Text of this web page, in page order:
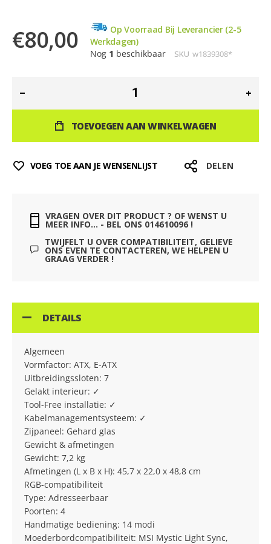
€80,00
Op Voorraad Bij Leverancier (2-5
Werkdagen)
Nog 1 beschikbaar SKU w1839308*
TOEVOEGEN AAN WINKELWAGEN
VOEG TOE AAN JE WENSENLIJST DELEN
VRAGEN OVER DIT PRODUCT ? OF WENST U
MEER INFO... - BEL ONS 014610096 !
TWIJFELT U OVER COMPATIBILITEIT, GELIEVE
ONS EVEN TE CONTACTEREN, WE HELPEN U
GRAAG VERDER !
DETAILS
Algemeen
Vormfactor: ATX, E-ATX
Uitbreidingssloten: 7
Gelakt interieur: ✓
Tool-Free installatie: ✓
Kabelmanagementsysteem: ✓
Zijpaneel: Gehard glas
Gewicht & afmetingen
Gewicht: 7,2 kg
Afmetingen (L x B x H): 45,7 x 22,0 x 48,8 cm
RGB-compatibiliteit
Type: Adresseerbaar
Poorten: 4
Handmatige bediening: 14 modi
Moederbordcompatibiliteit: MSI Mystic Light Sync,